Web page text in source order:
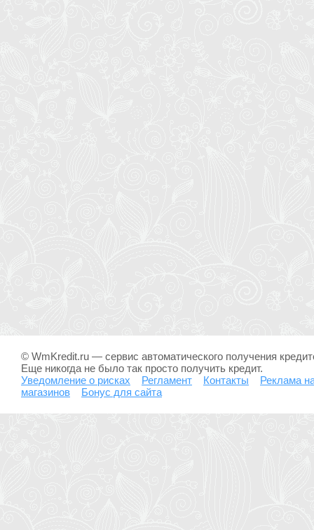
© WmKredit.ru — сервис автоматического получения
Еще никогда не было так просто получить кредит.
Уведомление о рисках
Регламент Контакты
Реклама
магазинов
Бонус для сайта